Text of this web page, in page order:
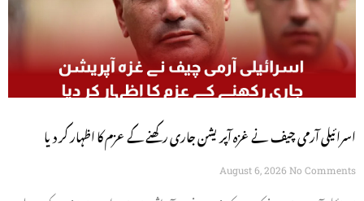
اسرائیلی آرمی چیف نے غزہ آپریشن جاری رکھنے کے عزم کا اظہار کر دیا
August 6, 2026 No Comments